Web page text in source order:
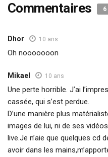
Commentaires 6
Dhor 10 ans
Oh nooooooon
Mikael 10 ans
Une perte horrible. J’ai
cassée, qui s’est perdue.
D’une manière plus
images de lui, ni de ses
live.Je n’aie que quelques cd
avoir dans les